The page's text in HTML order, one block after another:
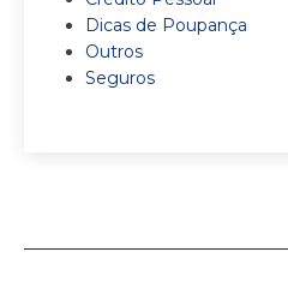
Dicas de Poupança
Outros
Seguros